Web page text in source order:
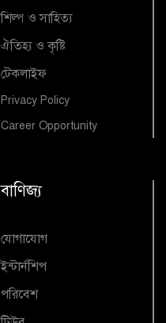
শিল্প ও সাহিত্য
ঐতিহ্য ও কৃষ্টি
টেকলাইফ
Privacy Policy
Career Opportunity
বাণিজ্য
যোগাযোগ
ইন্টার্নশিপ
পরিবেশ